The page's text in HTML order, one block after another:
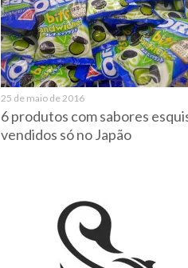
25 de maio de 2016
6 produtos com sabores
vendidos só no Japão